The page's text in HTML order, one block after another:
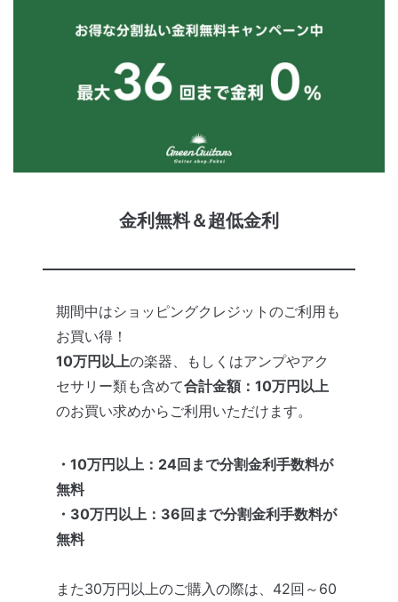
金利無料＆超低金利
期間中はショッピングクレジットのご利用も
お買い得！
10万円以上の楽器、もしくはアンプやアク
セサリー類も含めて合計金額：10万円以上
のお買い求めからご利用いただけます。
・10万円以上：24回まで分割金利手数料が
無料
・30万円以上：36回まで分割金利手数料が
無料
また30万円以上のご購入の際は、42回～60